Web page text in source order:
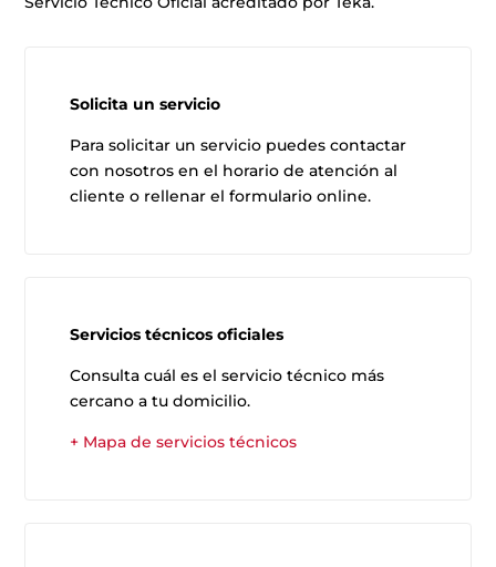
Solicita un servicio
Para solicitar un servicio puedes contactar
con nosotros en el horario de atención al
cliente o rellenar el formulario online.
Servicios técnicos oficiales
Consulta cuál es el servicio técnico más
cercano a tu domicilio.
+ Mapa de servicios técnicos